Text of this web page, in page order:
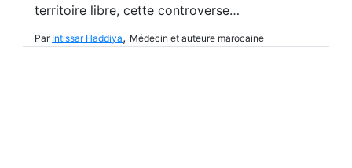
territoire libre, cette controverse…
Par Intissar Haddiya, Médecin et auteure marocaine